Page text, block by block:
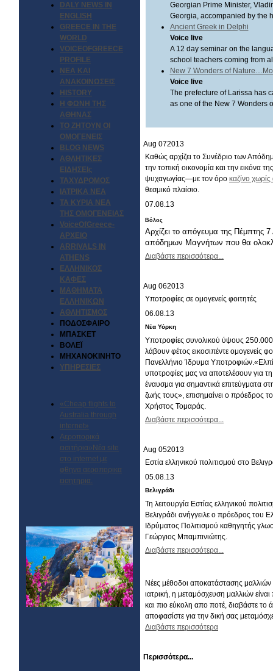
DALY NEWS IN
ENGLISH
GREECE IN THE
WORLD
VOICEOFGREECE
PROFILE
ΝΕΑ ΚΑΙ
ΑΝΑΚΟΙΝΩΣΕΙΣ
HISTORY
Η ΦΩΝΗ ΤΗΣ
ΑΘΗΝΑΣ
ΤΟ ΖΗΤΟΥΝ ΟΙ
ΟΜΟΓΕΝΕΙΣ
BLOG NEWS
ΑΘΛΗΤΙΚΕΣ
ΕΙΔΗΣΕΙς
ΤΑΧΥΔΡΟΜΟΣ
ΙΑΤΡΙΚΑ ΝΕΑ
ΤΑ ΚΥΡΙΑ ΝΕΑ
ΤΗΣ ΟΜΟΓΕΝΕΙΑΣ
VoiceOfGreece-
ΑΡΧΕΙΟ
ARRIVALS IN
ATHENS
ΕΛΛΗΝΙΚΟΣ
ΚΑΦΕΣ
ΜΑΘΗΜΑΤΑ
ΕΛΛΗΝΙΚΩΝ
ΑΘΛΗΤΙΣΜΟΣ
ΠΟΔΟΣΦΑΙΡΟ
ΜΠΑΣΚΕΤ
ΒΟΛΕΪ
ΜΗΧΑΝΟΚΙΝΗΤΟ
ΥΠΗΡΕΣΙΕΣ
«Cheap flights to
Australia through
internet»
Αεροπορικά
εισιτήρια»Νέα site
στο internet με
φθηνα αεροπορικα
εισητηρια.
Georgian Prime Minister,
Georgia, accompanied by the
Ancient Greek in Delphi
Voice live
A 12 day seminar on the
school teachers coming from
New 7 Wonders of
Voice live
The prefecture of Larissa has
as one of the New 7 Wonders
Aug 072013
Καθώς αρχίζει το Συνέδριο των
την τοπική οικονομία και την εικόνα
ψυχαγωγίας—με τον όρο καζίνο χωρίς
θεσμικό πλαίσιο.
07.08.13
Βόλος
Αρχίζει το απόγευμα της Πέμπτης
απόδημων Μαγνήτων που θα
Διαβάστε περισσότερα...
Aug 062013
Υποτροφίες σε ομογενείς φοιτητές
06.08.13
Νέα Υόρκη
Υποτροφίες συνολικού ύψους
λάβουν φέτος εικοσιπέντε ομογενείς
Πανελλήνιο Ίδρυμα
υποτροφίες μας να αποτελέσουν για
έναυσμα για σημαντικά επιτεύγματα
ζωής τους», επισημαίνει ο πρόεδρος
Χρήστος Τομαράς.
Διαβάστε περισσότερα...
Aug 052013
Εστία ελληνικού πολιτισμού στο
05.08.13
Βελιγράδι
Τη λειτουργία Εστίας ελληνικού
Βελιγράδι ανήγγειλε ο πρόεδρος του
Ιδρύματος Πολιτισμού καθηγητής
Γεώργιος Μπαμπινιώτης.
Διαβάστε περισσότερα...
Νέες μέθοδοι αποκατάστασης μαλλιών
ιατρική, η μεταμόσχευση μαλλιών
και πιο εύκολη απο ποτέ, διαβάστε το
αποφασίστε για την δική σας
Διαβάστε περισσότερα
Περισσότερα...